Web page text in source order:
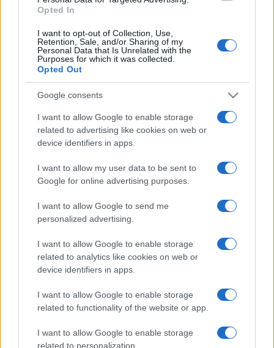
Opted In
I want to opt-out of Collection, Use,
Retention, Sale, and/or Sharing of my
Personal Data that Is Unrelated with the
Purposes for which it was collected.
Opted Out
Google consents
I want to allow Google to enable storage
related to advertising like cookies on web or
device identifiers in apps.
I want to allow my user data to be sent to
Google for online advertising purposes.
I want to allow Google to send me
personalized advertising.
I want to allow Google to enable storage
related to analytics like cookies on web or
device identifiers in apps.
I want to allow Google to enable storage
related to functionality of the website or app.
I want to allow Google to enable storage
related to personalization.
HÍRDETÉS
HÍRDETÉS
LEGOLVASOTTABB
Szerdától rárajtolhatunk a jövő nyári
foci-Eb jegyeire
mentettek a sásdi tűzoltók